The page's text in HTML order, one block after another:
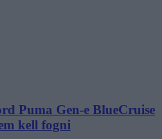
Puma Gen-e BlueCruise
kell fogni